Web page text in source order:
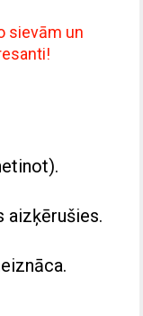
sievām un
aizķērušies.